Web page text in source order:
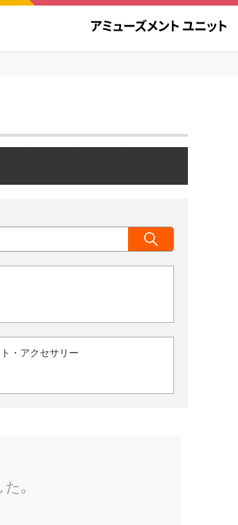
・アクセサリー